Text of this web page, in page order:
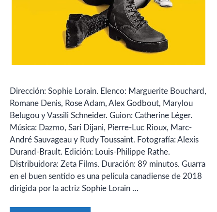
Dirección: Sophie Lorain. Elenco: Marguerite Bouchard,
Romane Denis, Rose Adam, Alex Godbout, Marylou
Belugou y Vassili Schneider. Guion: Catherine Léger.
Música: Dazmo, Sari Dijani, Pierre-Luc Rioux, Marc-
André Sauvageau y Rudy Toussaint. Fotografía: Alexis
Durand-Brault. Edición: Louis-Philippe Rathe.
Distribuidora: Zeta Films. Duración: 89 minutos. Guarra
en el buen sentido es una película canadiense de 2018
dirigida por la actriz Sophie Lorain …